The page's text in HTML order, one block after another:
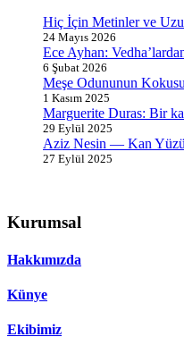
Hiç İçin Metinler ve
24 Mayıs 2026
Ece Ayhan:
6 Şubat 2026
Meşe Odununun Kokusu
1 Kasım 2025
Marguerite Duras: Bir
29 Eylül 2025
Aziz Nesin — Kan
27 Eylül 2025
Kurumsal
Hakkımızda
Künye
Ekibimiz